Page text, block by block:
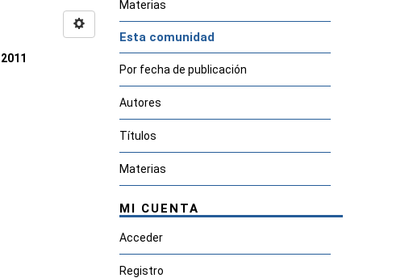
2011
Materias
Esta comunidad
Por fecha de publicación
Autores
Títulos
Materias
MI CUENTA
Acceder
Registro